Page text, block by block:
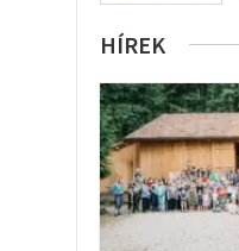
HÍREK